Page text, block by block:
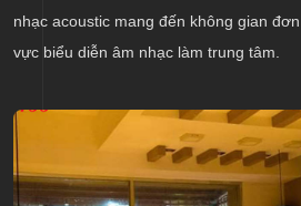
nhạc acoustic mang đến không gian
vực biểu diễn âm nhạc làm trung tâm.